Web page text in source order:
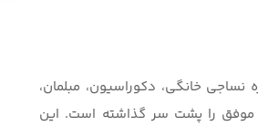
خانگی، دکوراسیون، مبلمان،
در هند شناخته می‌شود که از سال ۲۰۱۲ تاکنون، ۱۶ دوره موفق را پشت سر گذاشته است. این